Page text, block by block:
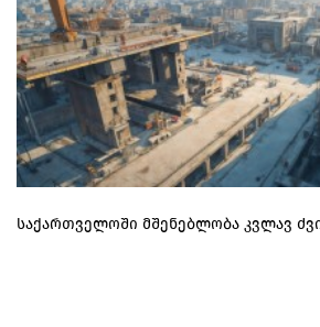
საქართველოში მშენებლობა კვლავ